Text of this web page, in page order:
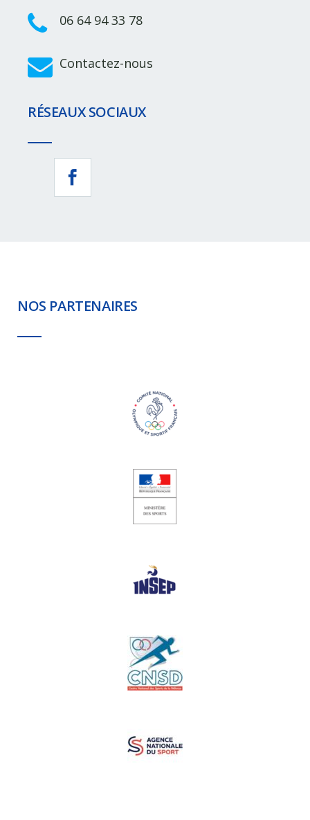
06 64 94 33 78
Contactez-nous
RÉSEAUX SOCIAUX
NOS PARTENAIRES